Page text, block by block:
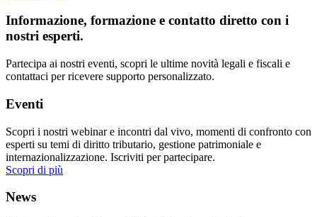
Informazione, formazione e contatto diretto con i
nostri esperti.
Partecipa ai nostri eventi, scopri le ultime novità legali e fiscali e
contattaci per ricevere supporto personalizzato.
Eventi
Scopri i nostri webinar e incontri dal vivo, momenti di confronto con
esperti su temi di diritto tributario, gestione patrimoniale e
internazionalizzazione. Iscriviti per partecipare.
Scopri di più
News